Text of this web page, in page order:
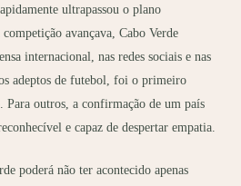
ultrapassou o plano
avançava, Cabo Verde
internacional, nas redes sociais e nas
adeptos de futebol, foi o primeiro
Para outros, a confirmação de um país
e capaz de despertar empatia.
poderá não ter acontecido apenas